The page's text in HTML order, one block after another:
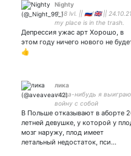
Nighty
↑18 lvl. || 🇷🇺/🇬🇧 ||
my place is in the trash.
Депрессия ужас арт Хорошо, в
этом году ничего нового не
👍
лика
когда-нибудь я выиграю
войну с собой
В Польше отказывают в аборте
летней девушке, у которой у
мозг наружу, плод имеет
летальный недостаток, пси…